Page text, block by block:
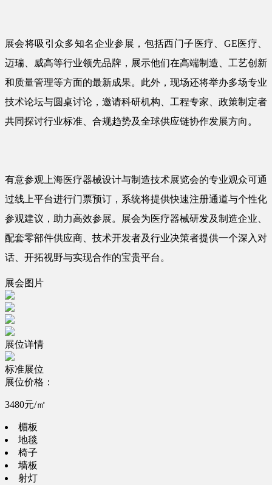
展会将吸引众多知名企业参展，包括西门子医疗、GE医疗、
迈瑞、威高等行业领先品牌，展示他们在高端制造、工艺创新
和质量管理等方面的最新成果。此外，现场还将举办多场专业
技术论坛与圆桌讨论，邀请科研机构、工程专家、政策制定者
共同探讨行业标准、合规趋势及全球供应链协作发展方向。
有意参观上海医疗器械设计与制造技术展览会的专业观众可通
过线上平台进行门票预订，系统将提供快速注册通道与个性化
参观建议，助力高效参展。展会为医疗器械研发及制造企业、
配套零部件供应商、技术开发者及行业决策者提供一个深入对
话、开拓视野与实现合作的宝贵平台。
展会图片
展位详情
标准展位
展位价格：
3480元/㎡
楣板
地毯
椅子
墙板
射灯